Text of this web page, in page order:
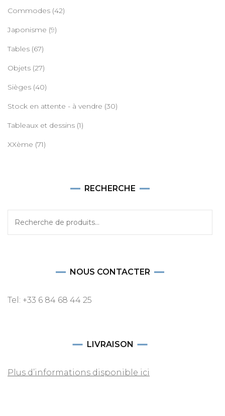
Commodes (42)
Japonisme (9)
Tables (67)
Objets (27)
Sièges (40)
Stock en attente - à vendre (30)
Tableaux et dessins (1)
XXème (71)
RECHERCHE
NOUS CONTACTER
Tel: +33 6 84 68 44 25
LIVRAISON
Plus d’informations disponible ici